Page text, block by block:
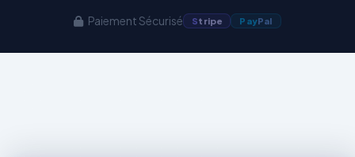
Paiement Sécurisé Stripe PayPal